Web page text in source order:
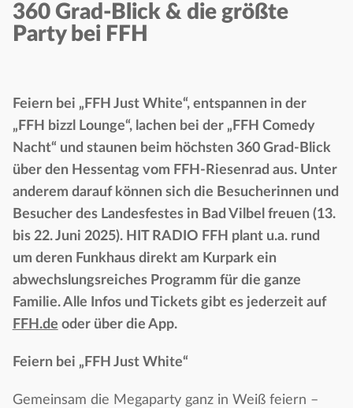
360 Grad-Blick & die größte
Party bei FFH
Feiern bei „FFH Just White“, entspannen in der
„FFH bizzl Lounge“, lachen bei der „FFH Comedy
Nacht“ und staunen beim höchsten 360 Grad-Blick
über den Hessentag vom FFH-Riesenrad aus. Unter
anderem darauf können sich die Besucherinnen und
Besucher des Landesfestes in Bad Vilbel freuen (13.
bis 22. Juni 2025). HIT RADIO FFH plant u.a. rund
um deren Funkhaus direkt am Kurpark ein
abwechslungsreiches Programm für die ganze
Familie. Alle Infos und Tickets gibt es jederzeit auf
FFH.de oder über die App.
Feiern bei „FFH Just White“
Gemeinsam die Megaparty ganz in Weiß feiern –